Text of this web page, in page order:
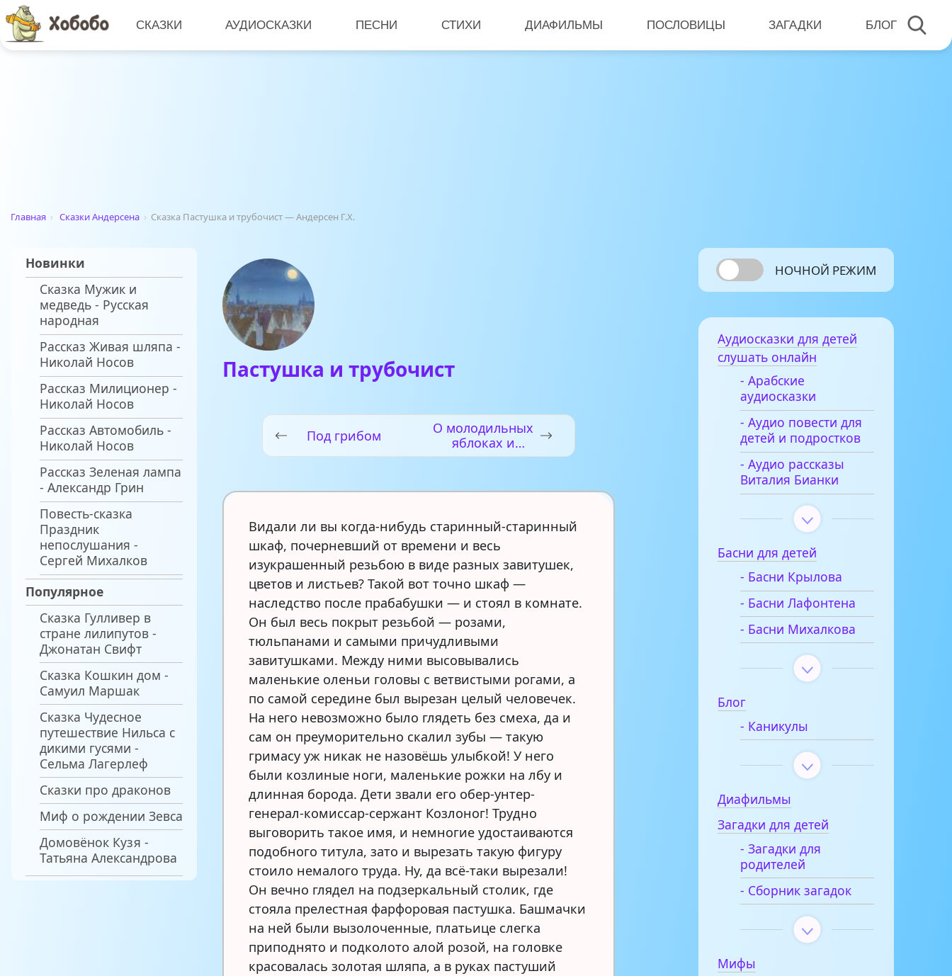
СКАЗКИ АУДИОСКАЗКИ ПЕСНИ СТИХИ ДИАФИЛЬМЫ ПОСЛОВИЦЫ ЗАГАДКИ БЛОГ
Главная › Сказки Андерсена › Сказка Пастушка и трубочист — Андерсен Г.Х.
Новинки
Сказка Мужик и
медведь - Русская
народная
Рассказ Живая шляпа -
Николай Носов
Рассказ Милиционер -
Николай Носов
Рассказ Автомобиль -
Николай Носов
Рассказ Зеленая лампа
- Александр Грин
Повесть-сказка
Праздник
непослушания -
Сергей Михалков
Популярное
Сказка Гулливер в
стране лилипутов -
Джонатан Свифт
Сказка Кошкин дом -
Самуил Маршак
Сказка Чудесное
путешествие Нильса с
дикими гусями -
Сельма Лагерлеф
Сказки про драконов
Миф о рождении Зевса
Домовёнок Кузя -
Татьяна Александрова
Пастушка и трубочист
Под грибом
О молодильных
яблоках и
живой воде
Видали ли вы когда-нибудь старинный-старинный
шкаф, почерневший от времени и весь
изукрашенный резьбою в виде разных завитушек,
цветов и листьев? Такой вот точно шкаф —
наследство после прабабушки — и стоял в комнате.
Он был весь покрыт резьбой — розами,
тюльпанами и самыми причудливыми
завитушками. Между ними высовывались
маленькие оленьи головы с ветвистыми рогами, а
по самой середине был вырезан целый человечек.
На него невозможно было глядеть без смеха, да и
сам он преуморительно скалил зубы — такую
гримасу уж никак не назовёшь улыбкой! У него
были козлиные ноги, маленькие рожки на лбу и
длинная борода. Дети звали его обер-унтер-
генерал-комиссар-сержант Козлоног! Трудно
выговорить такое имя, и немногие удостаиваются
подобного титула, зато и вырезать такую фигуру
стоило немалого труда. Ну, да всё-таки вырезали!
Он вечно глядел на подзеркальный столик, где
стояла прелестная фарфоровая пастушка. Башмачки
на ней были вызолоченные, платьице слегка
приподнято и подколото алой розой, на головке
красовалась золотая шляпа, а в руках пастуший
НОЧНОЙ РЕЖИМ
Аудиосказки для детей
слушать онлайн
- Арабские
аудиосказки
- Аудио повести для
детей и подростков
- Аудио рассказы
Виталия Бианки
Басни для детей
- Басни Крылова
- Басни Лафонтена
- Басни Михалкова
Блог
- Каникулы
Диафильмы
Загадки для детей
- Загадки для
родителей
- Сборник загадок
Мифы